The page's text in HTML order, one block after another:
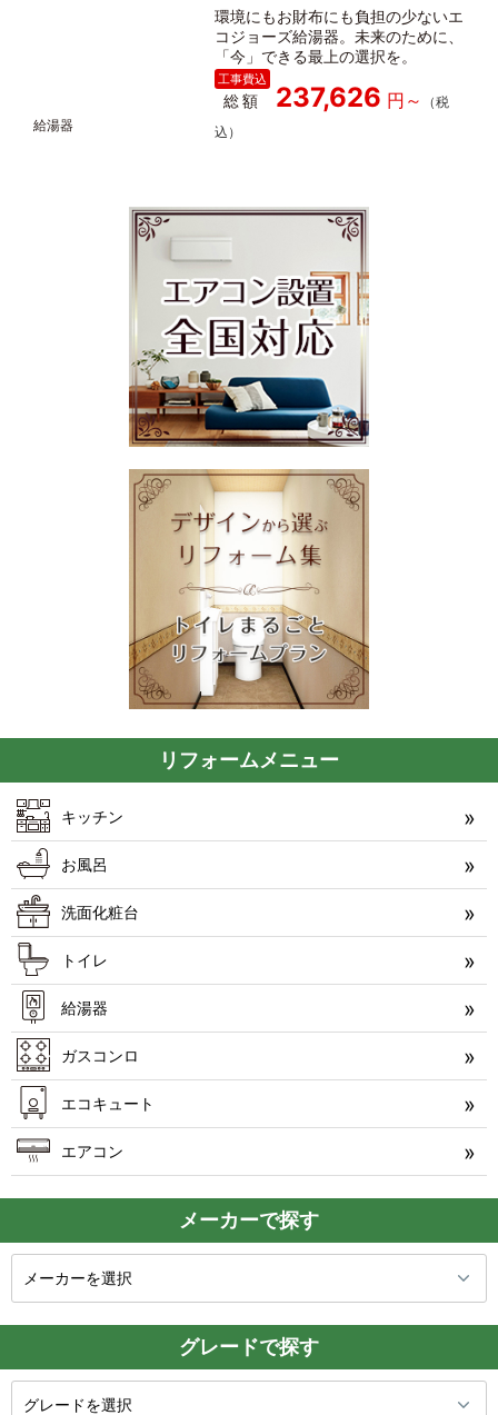
環境にもお財布にも負担の少ないエ
コジョーズ給湯器。未来のために、
「今」できる最上の選択を。
総額 237,626
リフォームメニュー
キッチン
お風呂
洗面化粧台
トイレ
給湯器
ガスコンロ
エコキュート
エアコン
メーカーで探す
グレードで探す